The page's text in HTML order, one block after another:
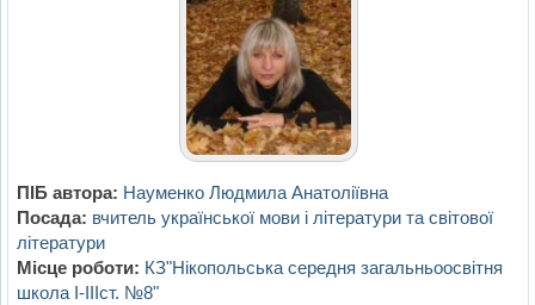
ПІБ автора: Науменко Людмила Анатоліївна
Посада: вчитель української мови і літератури та світової
літератури
Місце роботи: КЗ"Нікопольська середня загальньоосвітня
школа I-IIIст. №8"